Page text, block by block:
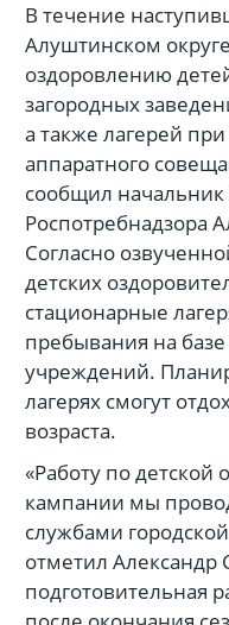
В течение
Алуштинском
оздоровлению
загородных
а также лагерей
аппаратного
сообщил
Роспотребнадзора
Согласно
детских
стационарные
пребывания на
учреждений.
лагерях смогут
возраста.
«Работу по детской
кампании мы
службами
отметил Александр
подготовительная